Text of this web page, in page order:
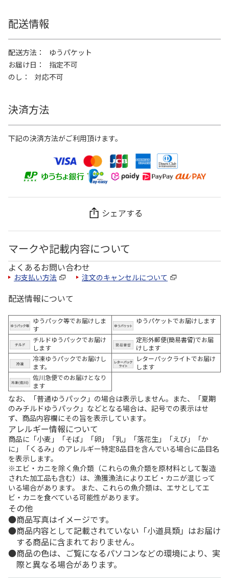
配送情報
配送方法
ゆうパケット
お届け日
指定不可
のし
対応不可
決済方法
下記の決済方法がご利用頂けます。
シェアする
マークや記載内容について
よくあるお問い合わせ
お支払い方法 注文のキャンセルについて
配送情報について
ゆうパック等でお届けしま
す
ゆうパケットでお届けします
チルドゆうパックでお届け
します
定形外郵便(簡易書留)でお届
けします
冷凍ゆうパックでお届けし
ます。
レターパックライトでお届け
します
佐川急便でのお届けとなり
ます
なお、「普通ゆうパック」の場合は表示しません。また、「夏期
のみチルドゆうパック」などとなる場合は、記号での表示はせ
ず、商品内容欄にその旨を表示しています。
アレルギー情報について
商品に「小麦」「そば」「卵」「乳」「落花生」「えび」「か
に」「くるみ」のアレルギー特定8品目を含んでいる場合に品目名
を表示します。
※エビ・カニを除く魚介類（これらの魚介類を原材料として製造
された加工品も含む）は、漁獲漁法によりエビ・カニが混じって
いる場合があります。 また、これらの魚介類は、エサとしてエ
ビ・カニを食べている可能性があります。
その他
商品写真はイメージです。
商品内容として記載されていない「小道具類」はお届け
する商品に含まれておりません。
商品の色は、ご覧になるパソコンなどの環境により、実
際と異なる場合があります。